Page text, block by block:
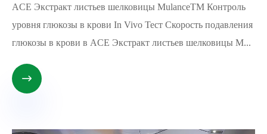
ACE Экстракт листьев шелковицы MulanceTM Контроль
уровня глюкозы в крови In Vivo Тест Скорость подавления
глюкозы в крови в ACE Экстракт листьев шелковицы M...
